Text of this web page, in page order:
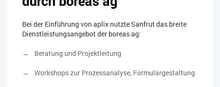
Bei der Einführung von aplix nutzte Sanfrut das breite
Dienstleistungsangebot der boreas ag:
Beratung und Projektleitung
Workshops zur Prozessanalyse, Formulargestaltung